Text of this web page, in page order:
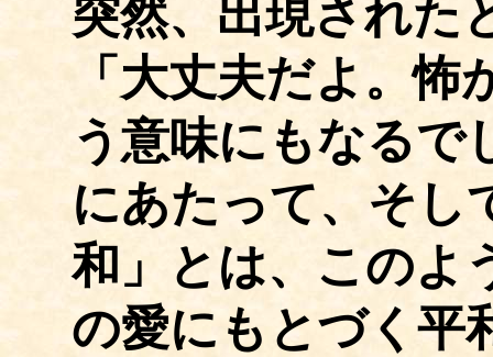
突然、出現された
「大丈夫だよ。
う意味にもなるで
にあたって、そし
和」とは、このよ
の愛にもとづく平